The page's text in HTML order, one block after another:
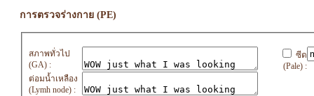
การตรวจร่างกาย (PE)
สภาพทั่วไป
(GA) :
ซีด
(Pale) :
ต่อมน้ำเหลือง
(Lymh node) :